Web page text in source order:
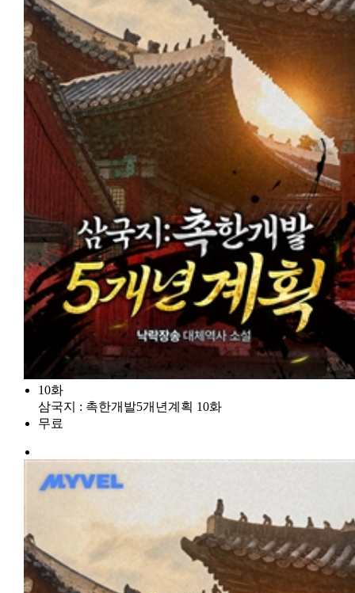
10화
삼국지 : 촉한개발5개년계획 10화
무료